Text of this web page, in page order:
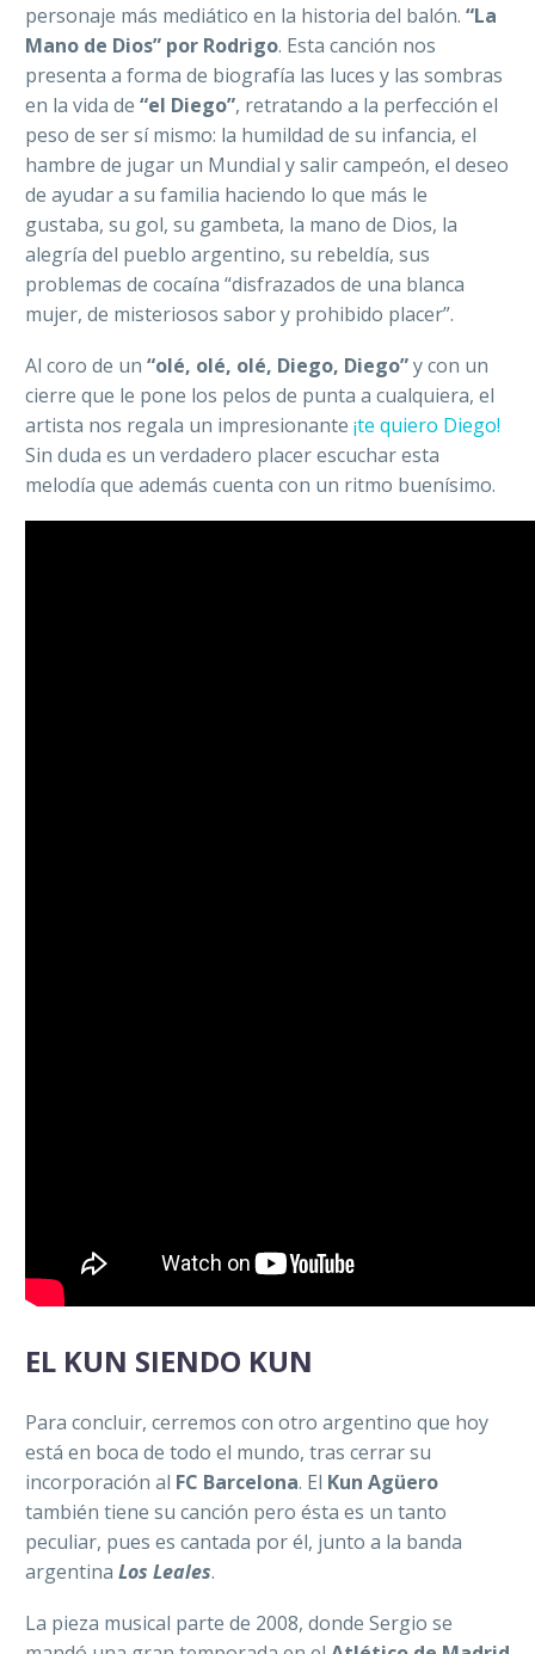
personaje más mediático en la historia del balón. “La
Mano de Dios” por Rodrigo. Esta canción nos
presenta a forma de biografía las luces y las sombras
en la vida de “el Diego”, retratando a la perfección el
peso de ser sí mismo: la humildad de su infancia, el
hambre de jugar un Mundial y salir campeón, el deseo
de ayudar a su familia haciendo lo que más le
gustaba, su gol, su gambeta, la mano de Dios, la
alegría del pueblo argentino, su rebeldía, sus
problemas de cocaína “disfrazados de una blanca
mujer, de misteriosos sabor y prohibido placer”.
Al coro de un “olé, olé, olé, Diego, Diego”y con un
cierre que le pone los pelos de punta a cualquiera, el
artista nos regala un impresionante ¡te quiero Diego!
Sin duda es un verdadero placer escuchar esta
melodía que además cuenta con un ritmo buenísimo.
EL KUN SIENDO KUN
Para concluir, cerremos con otro argentino que hoy
está en boca de todo el mundo, tras cerrar su
incorporación al FC Barcelona. El Kun Agüero
también tiene su canción pero ésta es un tanto
peculiar, pues es cantada por él, junto a la banda
argentina Los Leales.
La pieza musical parte de 2008, donde Sergio se